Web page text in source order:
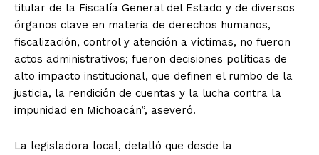
titular de la Fiscalía General del Estado y de diversos
órganos clave en materia de derechos humanos,
fiscalización, control y atención a víctimas, no fueron
actos administrativos; fueron decisiones políticas de
alto impacto institucional, que definen el rumbo de la
justicia, la rendición de cuentas y la lucha contra la
impunidad en Michoacán”, aseveró.
La legisladora local, detalló que desde la